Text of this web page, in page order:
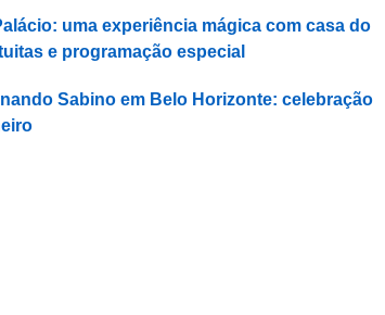
uma experiência mágica com casa do
e programação especial
Sabino em Belo Horizonte: celebração